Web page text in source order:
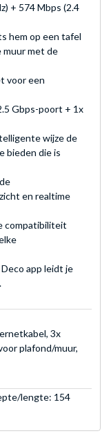
+ 574 Mbps (2.4
hem op een tafel
muur met de
voor een
Gbps-poort + 1x
wijze de
bieden die is
en realtime
compatibiliteit
app leidt je
3x
plafond/muur,
lengte: 154